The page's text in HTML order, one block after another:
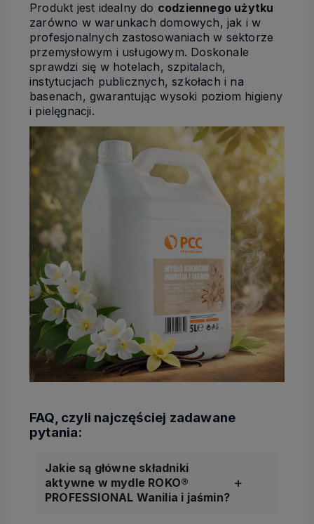
Produkt jest idealny do codziennego użytku
zarówno w warunkach domowych, jak i w
profesjonalnych zastosowaniach w sektorze
przemysłowym i usługowym. Doskonale
sprawdzi się w hotelach, szpitalach,
instytucjach publicznych, szkołach i na
basenach, gwarantując wysoki poziom higieny
i pielęgnacji.
Jakie są główne składniki
aktywne w mydle ROKO®
PROFESSIONAL Wanilia i jaśmin?